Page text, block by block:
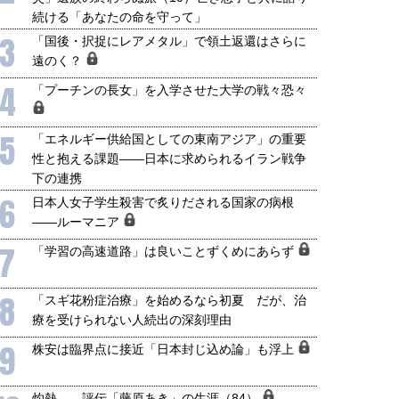
続ける「あなたの命を守って」
3
「国後・択捉にレアメタル」で領土返還はさらに
遠のく？
「プーチンの長女」を入学させた大学の戦々恐々
5
「エネルギー供給国としての東南アジア」の重要
性と抱える課題――日本に求められるイラン戦争
下の連携
6
日本人女子学生殺害で炙りだされる国家の病根
――ルーマニア
7 「学習の高速道路」は良いことずくめにあらず
8
「スギ花粉症治療」を始めるなら初夏 だが、治
療を受けられない人続出の深刻理由
9 株安は臨界点に接近「日本封じ込め論」も浮上